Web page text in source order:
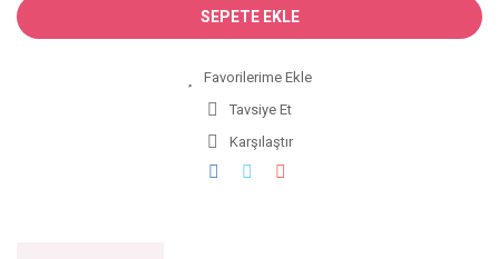
SEPETE EKLE
Tavsiye Et
Karşılaştır